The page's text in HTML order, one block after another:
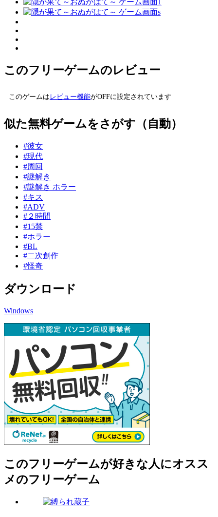
このフリーゲームのレビュー
このゲームは レビュー機能がOFFに設定されています
似た無料ゲームをさがす（自動）
#彼女
#現代
#周回
#謎解き
#謎解き ホラー
#キス
#ADV
#２時間
#15禁
#ホラー
#BL
#二次創作
#怪奇
ダウンロード
Windows
このフリーゲームが好きな人にオスス
メのフリーゲーム